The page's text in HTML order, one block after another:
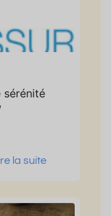
sérénité
la suite